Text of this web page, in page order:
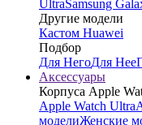
UltraSamsung
Другие модели
Кастом Huawei
Подбор
Для НегоДля Нее
Аксессуары
Корпуса Apple
Apple Watch Ultra
моделиЖенские